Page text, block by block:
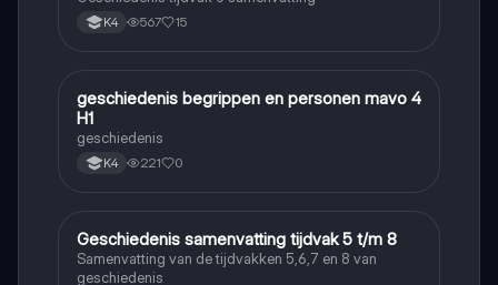
K4 567 15
Geschiedenis
geschiedenis begrippen en personen mavo 4
H1
geschiedenis
K4 221 0
Geschiedenis
Geschiedenis samenvatting tijdvak 5 t/m 8
Samenvatting van de tijdvakken 5,6,7 en 8 van
geschiedenis